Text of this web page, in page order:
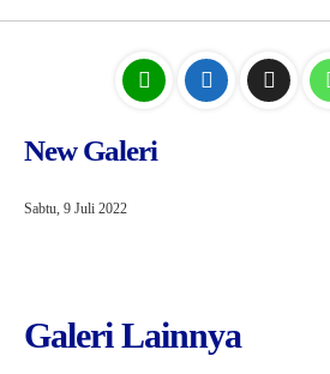
Lainnya
Download
KONTAK
New Galeri
Sabtu, 9 Juli 2022
Galeri Lainnya